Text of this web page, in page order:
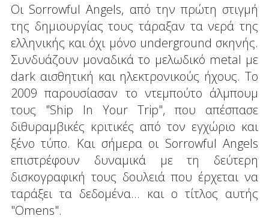
Οι Sorrowful Angels, από την πρώτη στιγμή
της δημιουργίας τους τάραξαν τα νερά της
ελληνικής και όχι μόνο underground σκηνής.
Συνδυάζουν μοναδικά το μελωδικό metal με
dark αισθητική και ηλεκτρονικούς ήχους. Το
2009 παρουσίασαν το ντεμπούτο άλμπουμ
τους "Ship In Your Trip", που απέσπασε
διθυραμβικές κριτικές από τον εγχώριο και
ξένο τύπο. Και σήμερα οι Sorrowful Angels
επιστρέφουν δυναμικά με τη δεύτερη
δισκογραφική τους δουλειά που έρχεται να
ταράξει τα δεδομένα... και ο τίτλος αυτής
"Omens".